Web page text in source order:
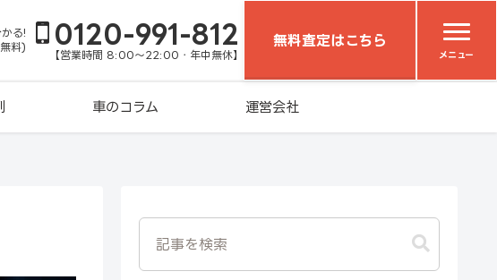
る!
料)
0120-991-812
【営業時間 8:00～22:00・年中無休】
無料査定はこちら
メニュー
車のコラム 運営会社